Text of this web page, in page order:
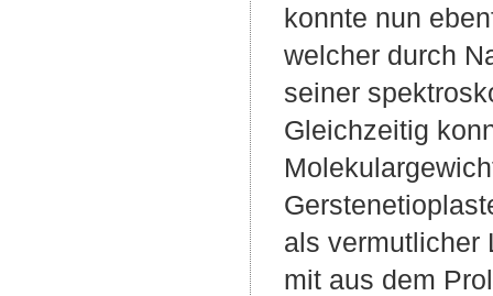
konnte nun
welcher durch
seiner
Gleichzeitig
als vermutlicher
mit aus dem